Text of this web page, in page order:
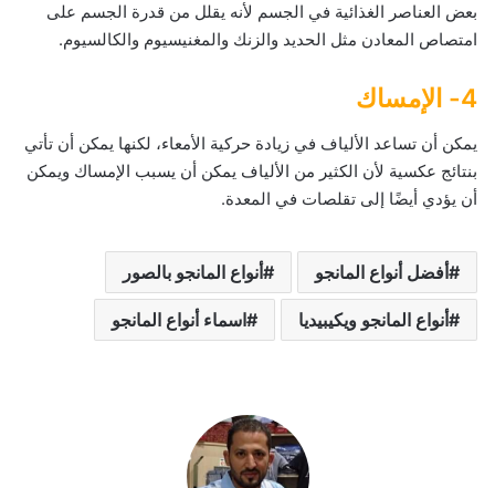
بعض العناصر الغذائية في الجسم لأنه يقلل من قدرة الجسم على
امتصاص المعادن مثل الحديد والزنك والمغنيسيوم والكالسيوم.
4- الإمساك
يمكن أن تساعد الألياف في زيادة حركية الأمعاء، لكنها يمكن أن تأتي
بنتائج عكسية لأن الكثير من الألياف يمكن أن يسبب الإمساك ويمكن
أن يؤدي أيضًا إلى تقلصات في المعدة.
أفضل أنواع المانجو أنواع المانجو بالصور
أنواع المانجو ويكيبيديا اسماء أنواع المانجو